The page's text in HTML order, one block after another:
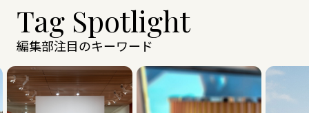
Tag Spotlight
編集部注目のキーワード